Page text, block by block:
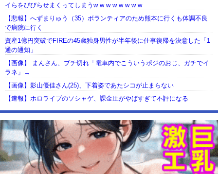
イらをびびらせまくってしまうw w w w w w w w
【悲報】へずまりゅう（35）ボランティアのため熊本に行くも体調不良
で病院に行く
資産1億円突破でFIREの45歳独身男性が半年後に仕事復帰を決意した「1
通の通知」
【画像】 まんさん、ブチ切れ「電車内でこういうポジのおじ、ガチでイ
ラネ」→
【画像】影山優佳さん(25)、下着姿であたシコが止まらない
【速報】ホロライブのソシャゲ、課金圧がやばすぎて不評になる
【動画】USJの禁止エリアに子どもたちが続々乱入 → スタッフが注意し
ても止まらない事態に
Powered by livedoor 相互RSS